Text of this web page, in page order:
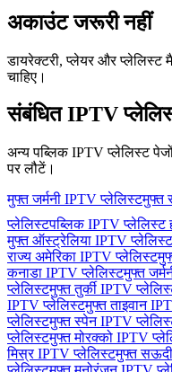
अकाउंट जरूरी नहीं
डायरेक्टरी, प्लेयर और
चाहिए।
संबंधित IPTV
अन्य पब्लिक IPTV प्लेलिस्ट
पर लौटें।
मुफ्त जर्मनी IPTV प्लेलिस्टमुफ्त
प्लेलिस्टपब्लिक IPTV प्लेलिस्ट
मुफ्त ऑस्ट्रेलिया IPTV प्लेलिस्ट
राज्य अमेरिका IPTV प्लेलिस्ट
कनाडा IPTV प्लेलिस्टमुफ्त
प्लेलिस्टमुफ्त तुर्की IPTV
IPTV प्लेलिस्टमुफ्त ताइवान
प्लेलिस्टमुफ्त स्पेन IPTV
प्लेलिस्टमुफ्त मोरक्को IPTV
मिस्र IPTV प्लेलिस्टमुफ्त